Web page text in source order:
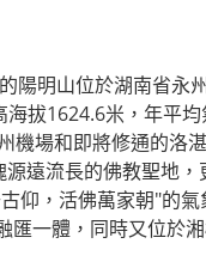
陽明山位於湖南省永
拔1624.6米，年平
機場和即將修通的洛
遠流長的佛教聖地
仰，活佛萬家朝"的
一體，同時又位於